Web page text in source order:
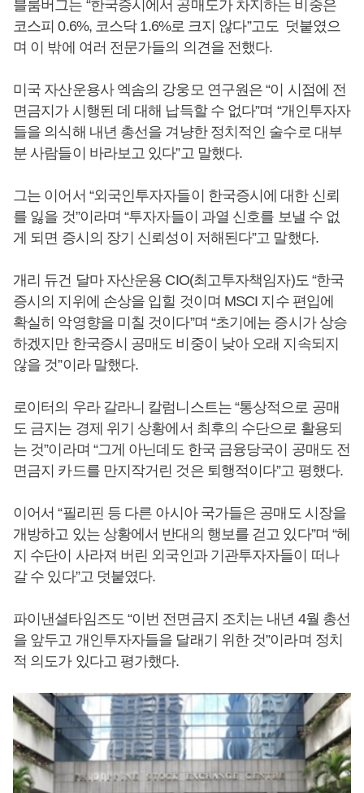
블룸버그는 “한국증시에서 공매도가 차지하는 비중은
코스피 0.6%, 코스닥 1.6%로 크지 않다”고도 덧붙였으
며 이 밖에 여러 전문가들의 의견을 전했다.
미국 자산운용사 엑솜의 강웅모 연구원은 “이 시점에 전
면금지가 시행된 데 대해 납득할 수 없다”며 “개인투자자
들을 의식해 내년 총선을 겨냥한 정치적인 술수로 대부
분 사람들이 바라보고 있다”고 말했다.
그는 이어서 “외국인투자자들이 한국증시에 대한 신뢰
를 잃을 것”이라며 “투자자들이 과열 신호를 보낼 수 없
게 되면 증시의 장기 신뢰성이 저해된다”고 말했다.
개리 듀건 달마 자산운용 CIO(최고투자책임자)도 “한국
증시의 지위에 손상을 입힐 것이며 MSCI 지수 편입에
확실히 악영향을 미칠 것이다”며 “초기에는 증시가 상승
하겠지만 한국증시 공매도 비중이 낮아 오래 지속되지
않을 것”이라 말했다.
로이터의 우라 갈라니 칼럼니스트는 “통상적으로 공매
도 금지는 경제 위기 상황에서 최후의 수단으로 활용되
는 것”이라며 “그게 아닌데도 한국 금융당국이 공매도 전
면금지 카드를 만지작거린 것은 퇴행적이다”고 평했다.
이어서 “필리핀 등 다른 아시아 국가들은 공매도 시장을
개방하고 있는 상황에서 반대의 행보를 걷고 있다”며 “헤
지 수단이 사라져 버린 외국인과 기관투자자들이 떠나
갈 수 있다”고 덧붙였다.
파이낸셜타임즈도 “이번 전면금지 조치는 내년 4월 총선
을 앞두고 개인투자자들을 달래기 위한 것”이라며 정치
적 의도가 있다고 평가했다.